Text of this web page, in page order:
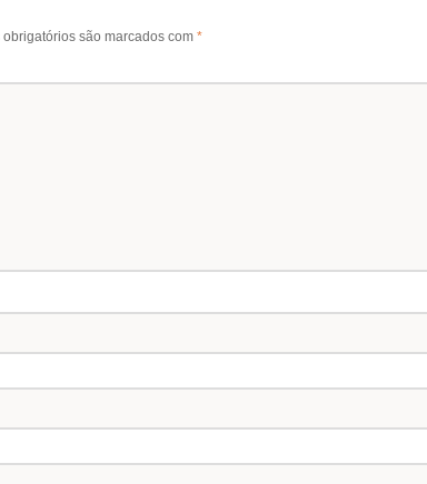
obrigatórios são marcados com *